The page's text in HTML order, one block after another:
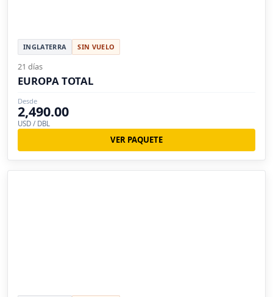
INGLATERRA SIN VUELO
21 días
EUROPA TOTAL
Desde
2,490.00
USD / DBL
VER PAQUETE